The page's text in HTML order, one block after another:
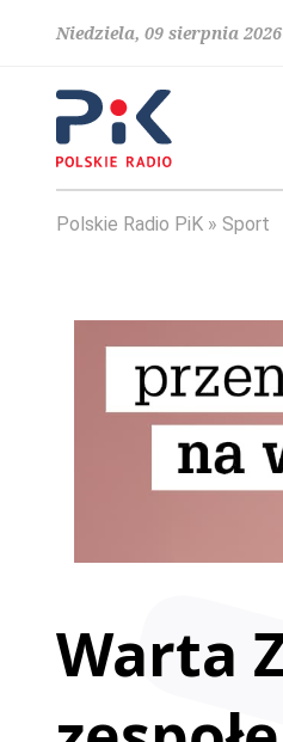
Niedziela, 09 sierpnia
Polskie Radio PiK Sport
Warta